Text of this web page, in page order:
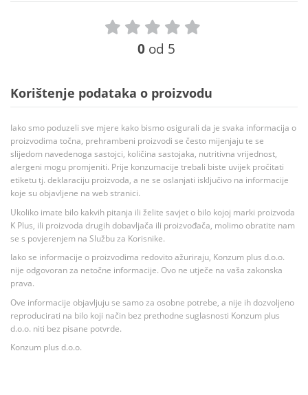
0 od 5
Korištenje podataka o proizvodu
Iako smo poduzeli sve mjere kako bismo osigurali da je svaka informacija o
proizvodima točna, prehrambeni proizvodi se često mijenjaju te se
slijedom navedenoga sastojci, količina sastojaka, nutritivna vrijednost,
alergeni mogu promjeniti. Prije konzumacije trebali biste uvijek pročitati
etiketu tj. deklaraciju proizvoda, a ne se oslanjati isključivo na informacije
koje su objavljene na web stranici.
Ukoliko imate bilo kakvih pitanja ili želite savjet o bilo kojoj marki proizvoda
K Plus, ili proizvoda drugih dobavljača ili proizvođača, molimo obratite nam
se s povjerenjem na Službu za Korisnike.
Iako se informacije o proizvodima redovito ažuriraju, Konzum plus d.o.o.
nije odgovoran za netočne informacije. Ovo ne utječe na vaša zakonska
prava.
Ove informacije objavljuju se samo za osobne potrebe, a nije ih dozvoljeno
reproducirati na bilo koji način bez prethodne suglasnosti Konzum plus
d.o.o. niti bez pisane potvrde.
Konzum plus d.o.o.